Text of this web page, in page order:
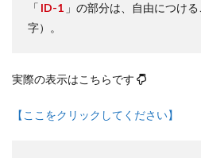
「 ID-1 」の部分は、自由につけ
字）。
実際の表示はこちらです
【ここをクリックしてください】